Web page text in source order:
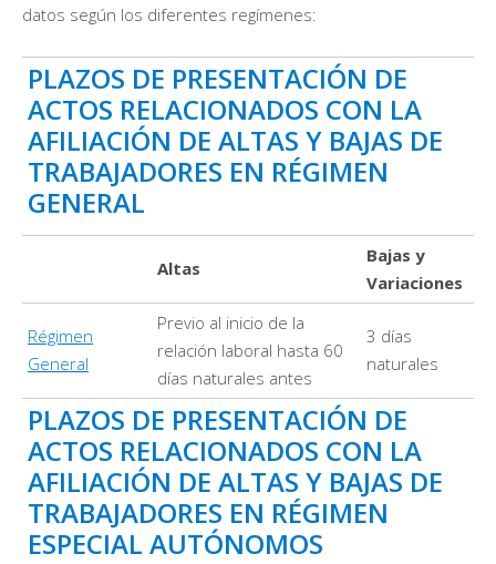
datos según los diferentes regímenes:
PLAZOS DE PRESENTACIÓN DE
ACTOS RELACIONADOS CON LA
AFILIACIÓN DE ALTAS Y BAJAS DE
TRABAJADORES EN RÉGIMEN
GENERAL
Altas
Bajas y
Variaciones
Régimen
General
Previo al inicio de la
relación laboral hasta 60
días naturales antes
3 días
naturales
PLAZOS DE PRESENTACIÓN DE
ACTOS RELACIONADOS CON LA
AFILIACIÓN DE ALTAS Y BAJAS DE
TRABAJADORES EN RÉGIMEN
ESPECIAL AUTÓNOMOS